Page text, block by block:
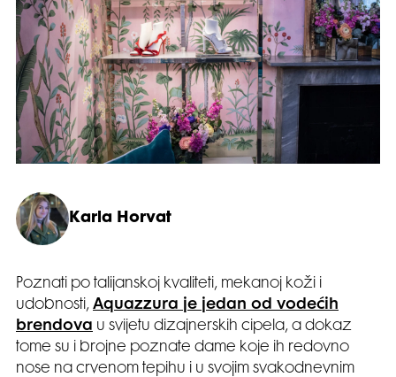
Karla Horvat
Poznati po talijanskoj kvaliteti, mekanoj koži i
udobnosti, Aquazzura je jedan od vodećih
brendova u svijetu dizajnerskih cipela, a dokaz
tome su i brojne poznate dame koje ih redovno
nose na crvenom tepihu i u svojim svakodnevnim